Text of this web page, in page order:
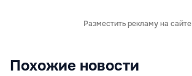
Разместить рекламу на сайте
Похожие новости